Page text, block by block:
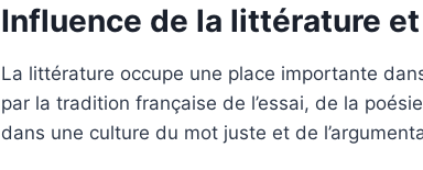
Influence de la littérature
La littérature occupe une place importante
par la tradition française de l’essai, de la
dans une culture du mot juste et de